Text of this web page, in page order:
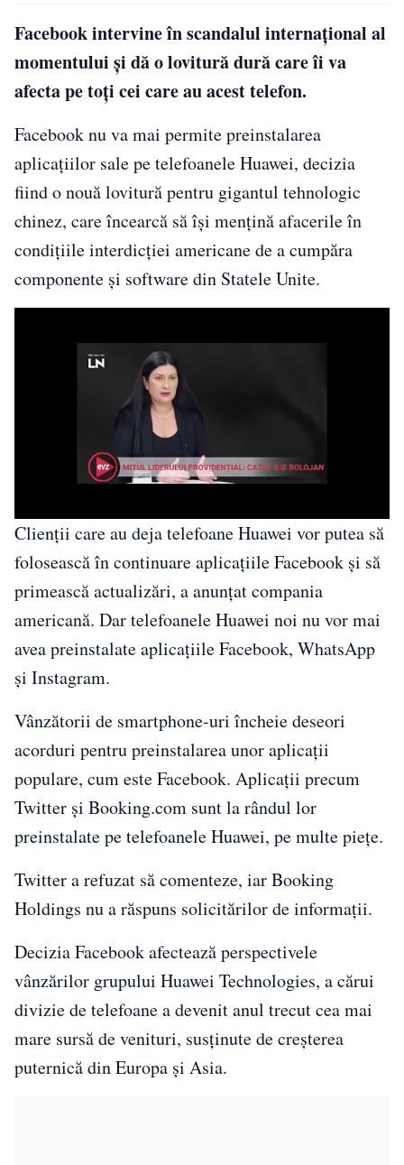
Facebook intervine în scandalul internațional al
momentului și dă o lovitură dură care îi va
afecta pe toți cei care au acest telefon.
Facebook nu va mai permite preinstalarea
aplicaţiilor sale pe telefoanele Huawei, decizia
fiind o nouă lovitură pentru gigantul tehnologic
chinez, care încearcă să îşi menţină afacerile în
condiţiile interdicţiei americane de a cumpăra
componente şi software din Statele Unite.
Clienţii care au deja telefoane Huawei vor putea să
folosească în continuare aplicaţiile Facebook şi să
primească actualizări, a anunţat compania
americană. Dar telefoanele Huawei noi nu vor mai
avea preinstalate aplicaţiile Facebook, WhatsApp
şi Instagram.
Vânzătorii de smartphone-uri încheie deseori
acorduri pentru preinstalarea unor aplicaţii
populare, cum este Facebook. Aplicaţii precum
Twitter şi Booking.com sunt la rândul lor
preinstalate pe telefoanele Huawei, pe multe pieţe.
Twitter a refuzat să comenteze, iar Booking
Holdings nu a răspuns solicitărilor de informaţii.
Decizia Facebook afectează perspectivele
vânzărilor grupului Huawei Technologies, a cărui
divizie de telefoane a devenit anul trecut cea mai
mare sursă de venituri, susţinute de creşterea
puternică din Europa şi Asia.